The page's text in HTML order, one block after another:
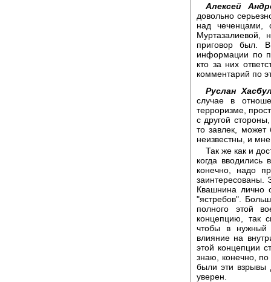
Алексей
довольно
над чеченцами,
Муртазалиевой,
приговор был.
информации по
кто за них
комментарий по
Руслан
случае в
терроризме,
с другой
то завлек,
неизвестны, и
Так же как и
когда вводились
конечно, надо
заинтересованы.
Квашнина лично
"ястребов".
полного этой
концепцию, так
чтобы в нужный
влияние на
этой концепции
знаю, конечно,
были эти взрывы
уверен.